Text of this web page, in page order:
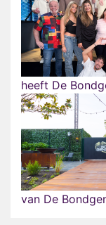
heeft De
van De